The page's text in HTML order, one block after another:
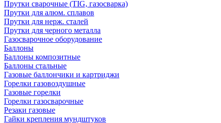
Прутки сварочные (TIG, газосварка)
Прутки для алюм. сплавов
Прутки для нерж. сталей
Прутки для черного металла
Газосварочное оборудование
Баллоны
Баллоны композитные
Баллоны стальные
Газовые баллончики и картриджи
Горелки газовоздушные
Газовые горелки
Горелки газосварочные
Резаки газовые
Гайки крепления мундштуков